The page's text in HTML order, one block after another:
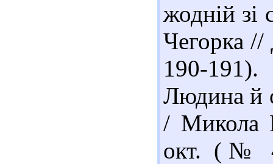
жодній
Чегорка
190-
Людина й
/ Микола
окт. (№